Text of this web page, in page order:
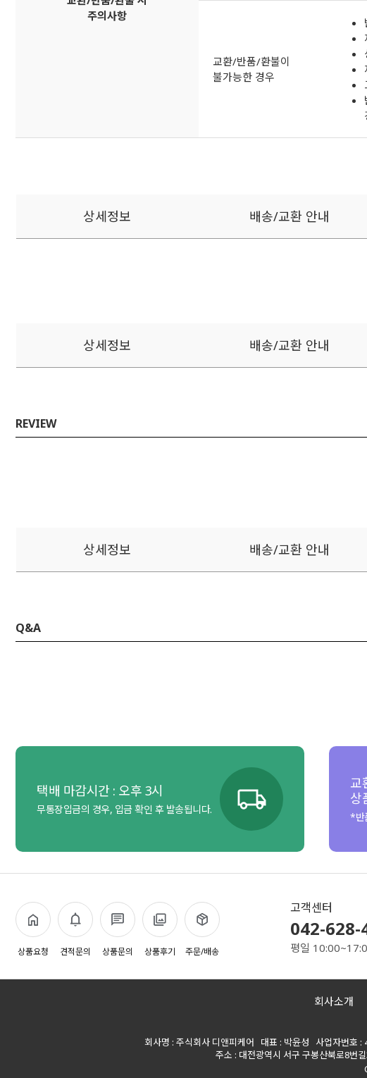
주의사항
교환/반품/환불이
불가능한 경우
상세정보 배송/교환 안내
상세정보 배송/교환 안내
REVIEW
상세정보 배송/교환 안내
Q&A
택배 마감시간 : 오후 3시
무통장입금의 경우, 입금 확인 후 발송됩니다.
교
상
*반
상품요청 견적문의 상품문의 상품후기 주문/배송
고객센터
042-628-
평일
회사소개
회사명 : 주식회사 디앤피케어 대표 : 박윤성 사업자번
주소 : 대전광역시 서구 구봉산북로8